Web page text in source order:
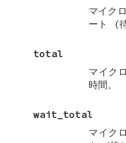
マイク
ート (
total
マイク
時間。
wait_total
マイク